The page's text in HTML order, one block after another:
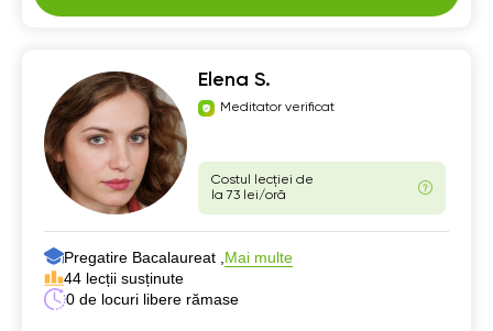
Elena S.
Meditator verificat
Costul lecției de
la 73 lei/oră
Pregatire Bacalaureat , Mai multe
44 lecții susținute
0 de locuri libere rămase